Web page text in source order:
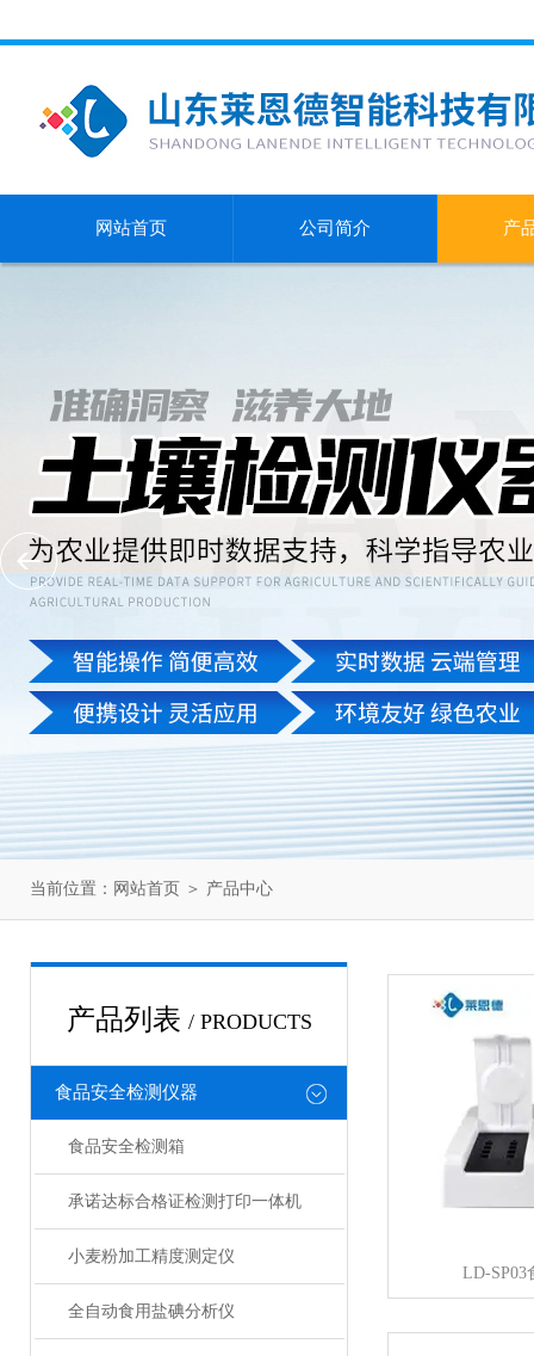
网站首页 公司简介 产
当前位置： 网站首页 ＞ 产品中心
产品列表 / PRODUCTS
食品安全检测仪器
食品安全检测箱
承诺达标合格证检测打印一体机
小麦粉加工精度测定仪
全自动食用盐碘分析仪
LD-SP03